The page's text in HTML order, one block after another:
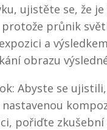
ujistěte se, že je
průnik
a
obrazu
Abyste se
pořiďte zkušební